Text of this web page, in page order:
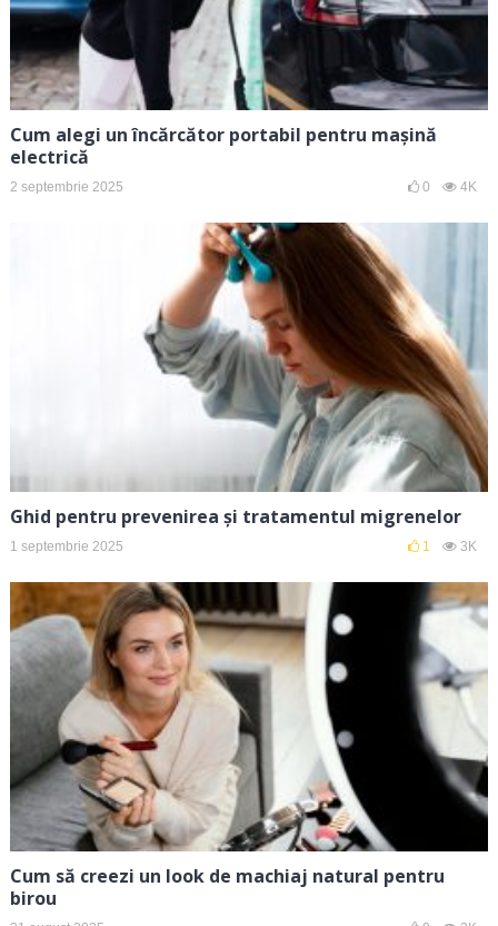
Cum alegi un încărcător portabil pentru mașină
electrică
2 septembrie 2025 0 4K
Ghid pentru prevenirea și tratamentul migrenelor
1 septembrie 2025 1 3K
Cum să creezi un look de machiaj natural pentru
birou